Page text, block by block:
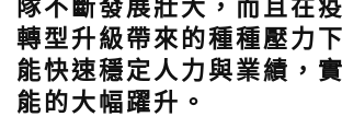
隊不斷發展壯大，而且在
轉型升級帶來的種種壓力
能快速穩定人力與業績，
能的大幅躍升。